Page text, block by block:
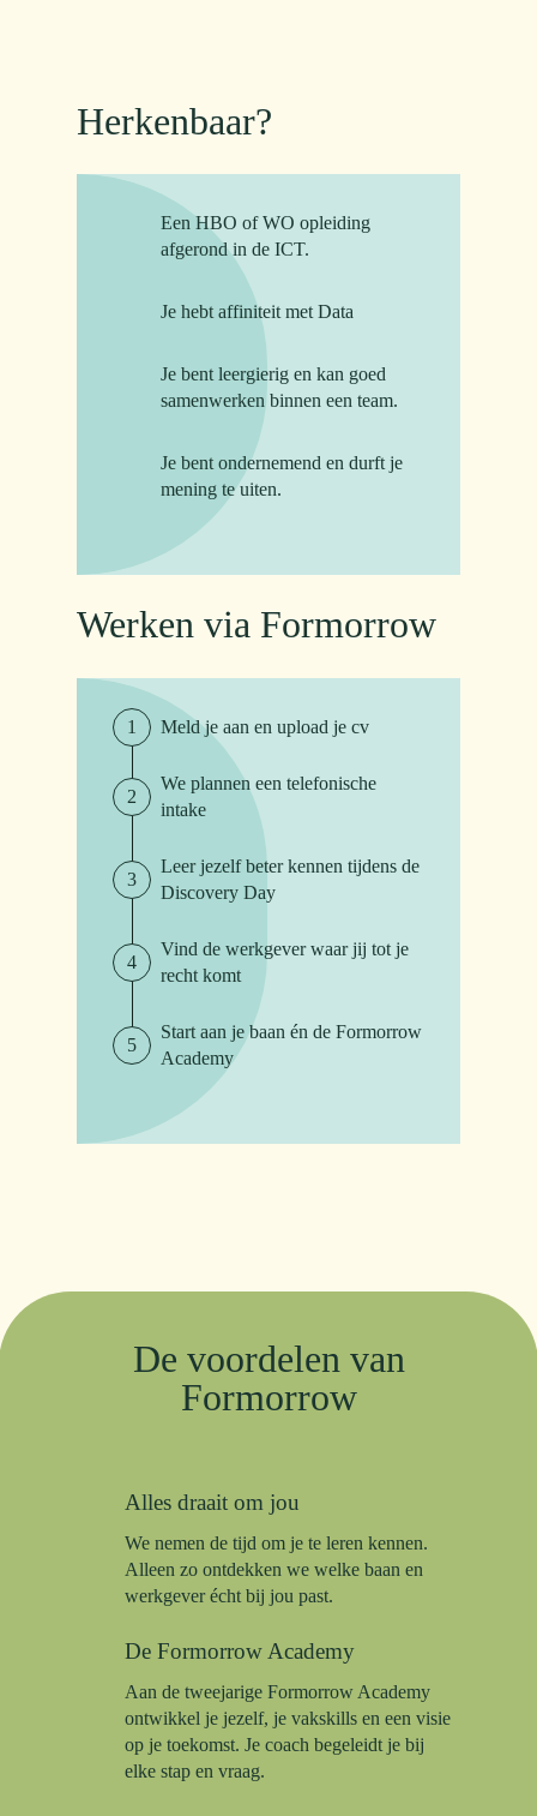
Herkenbaar?
Een HBO of WO opleiding
afgerond in de ICT.
Je hebt affiniteit met Data
Je bent leergierig en kan goed
samenwerken binnen een team.
Je bent ondernemend en durft je
mening te uiten.
Werken via Formorrow
Meld je aan en upload je cv
We plannen een telefonische
intake
Leer jezelf beter kennen tijdens de
Discovery Day
Vind de werkgever waar jij tot je
recht komt
Start aan je baan én de Formorrow
Academy
De voordelen van
Formorrow
Alles draait om jou
We nemen de tijd om je te leren kennen.
Alleen zo ontdekken we welke baan en
werkgever écht bij jou past.
De Formorrow Academy
Aan de tweejarige Formorrow Academy
ontwikkel je jezelf, je vakskills en een visie
op je toekomst. Je coach begeleidt je bij
elke stap en vraag.